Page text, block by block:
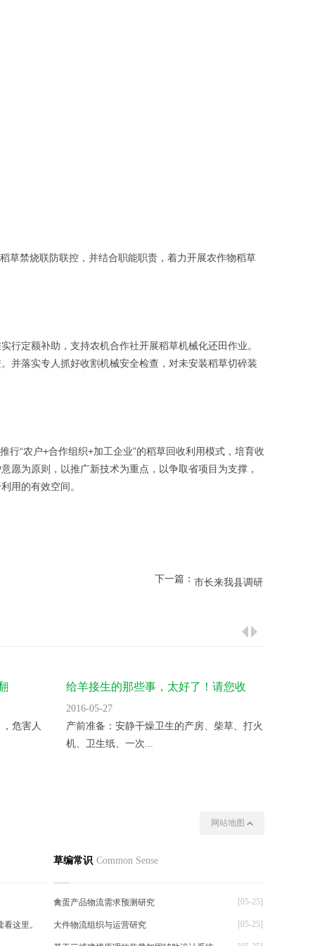
并落实专人抓好收割机械安全检查，对未安装稻草切碎装
愿为原则，以推广新技术为重点，以争取省项目为支撑，
用的有效空间。
下一篇： 市长来我县调研
危害人
给羊接生的那些事，太好了！请您收
藏！
2016-05-27
产前准备：安静干燥卫生的产房、柴草、打火
机、卫生纸、一次...
网站地图
这里。
草编常识 Common Sense
[05-25]
禽蛋产品物流需求预测研究
[05-25]
大件物流组织与运营研究